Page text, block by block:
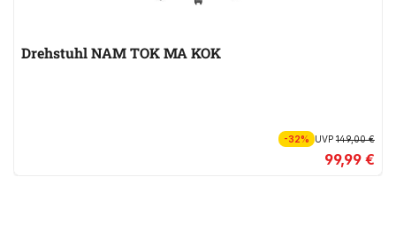
Drehstuhl NAM TOK MA KOK
-32% UVP149,00 €
99,99 €